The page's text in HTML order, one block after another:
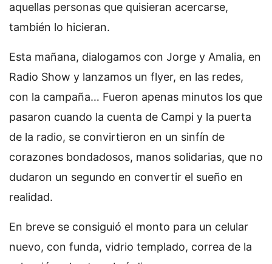
aquellas personas que quisieran acercarse,
también lo hicieran.
Esta mañana, dialogamos con Jorge y Amalia, en
Radio Show y lanzamos un flyer, en las redes,
con la campaña… Fueron apenas minutos los que
pasaron cuando la cuenta de Campi y la puerta
de la radio, se convirtieron en un sinfín de
corazones bondadosos, manos solidarias, que no
dudaron un segundo en convertir el sueño en
realidad.
En breve se consiguió el monto para un celular
nuevo, con funda, vidrio templado, correa de la